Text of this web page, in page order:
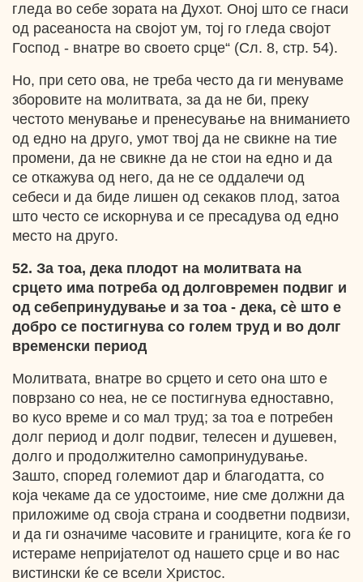
гледа во себе зората на Духот. Оној што се гнаси
од расеаноста на својот ум, тој го гледа својот
Господ - внатре во своето срце“ (Сл. 8, стр. 54).
Но, при сето ова, не треба често да ги менуваме
зборовите на молитвата, за да не би, преку
честото менување и пренесување на вниманието
од едно на друго, умот твој да не свикне на тие
промени, да не свикне да не стои на едно и да
се откажува од него, да не се оддалечи од
себеси и да биде лишен од секаков плод, затоа
што често се искорнува и се пресадува од едно
место на друго.
52. За тоа, дека плодот на молитвата на
срцето има потреба од долговремен подвиг и
од себепринудување и за тоа - дека, сѐ што е
добро се постигнува со голем труд и во долг
временски период
Молитвата, внатре во срцето и сето она што е
поврзано со неа, не се постигнува едноставно,
во кусо време и со мал труд; за тоа е потребен
долг период и долг подвиг, телесен и душевен,
долго и продолжително самопринудување.
Зашто, според големиот дар и благодатта, со
која чекаме да се удостоиме, ние сме должни да
приложиме од своја страна и соодветни подвизи,
и да ги означиме часовите и границите, кога ќе го
истераме непријателот од нашето срце и во нас
вистински ќе се всели Христос.